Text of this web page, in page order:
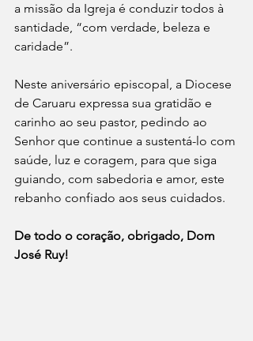
a missão da Igreja é conduzir todos à
santidade, “com verdade, beleza e
caridade”.
Neste aniversário episcopal, a Diocese
de Caruaru expressa sua gratidão e
carinho ao seu pastor, pedindo ao
Senhor que continue a sustentá-lo com
saúde, luz e coragem, para que siga
guiando, com sabedoria e amor, este
rebanho confiado aos seus cuidados.
De todo o coração, obrigado, Dom
José Ruy!